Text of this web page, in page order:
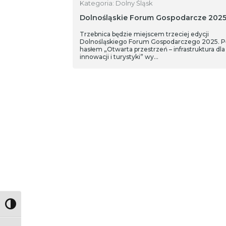
Toggle High Contrast
Kategoria: Dolny Śląsk
Dolnośląskie Forum Gospodarcze 2025
Trzebnica będzie miejscem trzeciej edycji
Dolnośląskiego Forum Gospodarczego 2025.
hasłem „Otwarta przestrzeń – infrastruktura dla
innowacji i turystyki” wy…